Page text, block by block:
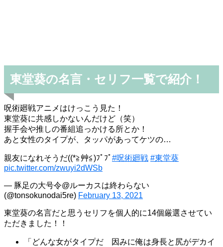
東堂葵の名言・セリフ一覧で紹介！
呪術廻戦アニメはけっこう見た！
東堂葵に共感しかないんだけど（笑）
握手会や推しの番組追っかける所とか！
あと女性のタイプが、タッパがあってケツの…
親友になれそうだ((*≧艸≦)ﾌﾟﾌﾟ#呪術廻戦 #東堂葵
pic.twitter.com/zwuyi2dWSb
— 豚足の大号令@ルーカスは終わらない
(@tonsokunodai5re) February 13, 2021
東堂葵の名言だと思うセリフを個人的に14個厳選させてい
ただきました！！
「どんな女がタイプだ 因みに俺は身長と尻がデカイ